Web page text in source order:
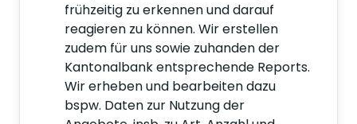
frühzeitig zu erkennen und darauf
reagieren zu können. Wir erstellen
zudem für uns sowie zuhanden der
Kantonalbank entsprechende Reports.
Wir erheben und bearbeiten dazu
bspw. Daten zur Nutzung der